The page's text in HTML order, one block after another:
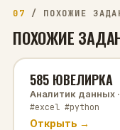
07 / ПОХОЖИЕ
ПОХОЖИЕ
585 ЮВЕЛИРКА
Аналитик данных
#excel #python
Открыть →